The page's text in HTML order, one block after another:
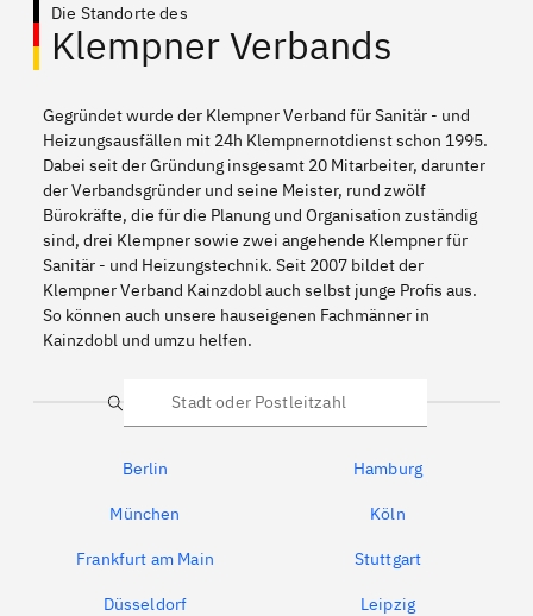
Die Standorte des
Klempner Verbands
Gegründet wurde der Klempner Verband für Sanitär - und
Heizungsausfällen mit 24h Klempnernotdienst schon 1995.
Dabei seit der Gründung insgesamt 20 Mitarbeiter, darunter
der Verbandsgründer und seine Meister, rund zwölf
Bürokräfte, die für die Planung und Organisation zuständig
sind, drei Klempner sowie zwei angehende Klempner für
Sanitär - und Heizungstechnik. Seit 2007 bildet der
Klempner Verband Kainzdobl auch selbst junge Profis aus.
So können auch unsere hauseigenen Fachmänner in
Kainzdobl und umzu helfen.
Suche
Berlin Hamburg
München Köln
Frankfurt am Main Stuttgart
Düsseldorf Leipzig